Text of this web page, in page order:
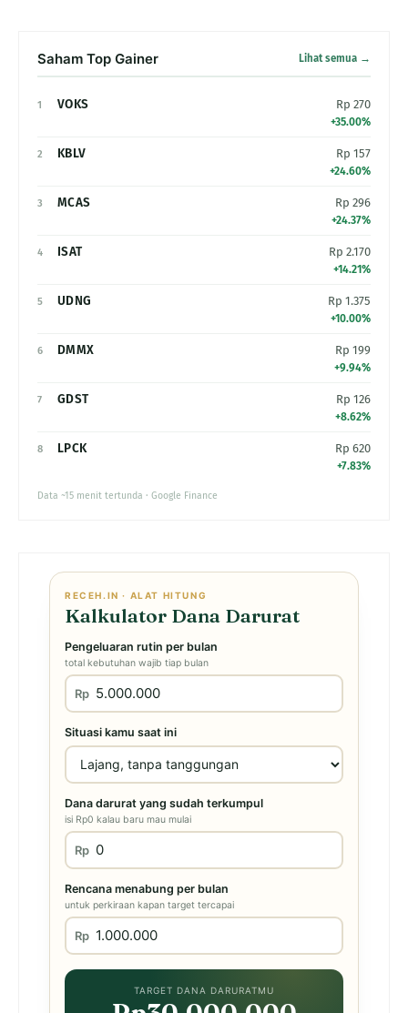
Saham Top Gainer Lihat semua →
1 VOKS Rp 270
+35.00%
2 KBLV Rp 157
+24.60%
3 MCAS Rp 296
+24.37%
4 ISAT Rp 2.170
+14.21%
5 UDNG Rp 1.375
+10.00%
6 DMMX Rp 199
+9.94%
7 GDST Rp 126
+8.62%
8 LPCK Rp 620
+7.83%
Data ~15 menit tertunda · Google Finance
RECEH.IN · ALAT HITUNG
Kalkulator Dana Darurat
Pengeluaran rutin per bulan
total kebutuhan wajib tiap bulan
Rp
Situasi kamu saat ini
Dana darurat yang sudah terkumpul
isi Rp0 kalau baru mau mulai
Rp
Rencana menabung per bulan
untuk perkiraan kapan target tercapai
Rp
TARGET DANA DARURATMU